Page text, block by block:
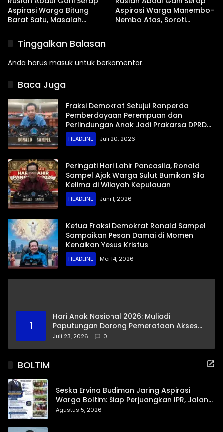
Aspirasi Warga Bitung
Barat Satu, Masalah
Jadi Prioritas
Aspirasi Warga Manembo-
Nembo Atas, Soroti
Tinggalkan Balasan
Anda harus masuk untuk berkomentar.
Baca Juga
Fraksi Demokrat Setujui Ranperda
Pemberdayaan Perempuan dan
Perlindungan Anak Jadi Prakarsa DPRD
Sulut
HEADLINE Juli 20, 2026
Peringati Hari Lahir Pancasila, Ronald
Sampel Ajak Warga Sulut Bumikan Sila
Kelima di Wilayah Kepulauan
HEADLINE Juni 1, 2026
Ketua Fraksi Demokrat Ronald Sampel
Sampaikan Pesan Damai di Momen
Kenaikan Yesus Kristus
HEADLINE Mei 14, 2026
1
Hari Anak Nasional 2026: Muliadi
Paputungan Dorong Pemerataan Akses
Pendidikan dan Proteksi Digital Anak Sulut
Juli 23, 2026 0
BOLTIM
Seska Ervina Budiman Jaring Aspirasi
Warga Boltim: Siap Perjuangkan IPR, Jalan
Trans, hingga Pemasaran UMKM
Agustus 5, 2026